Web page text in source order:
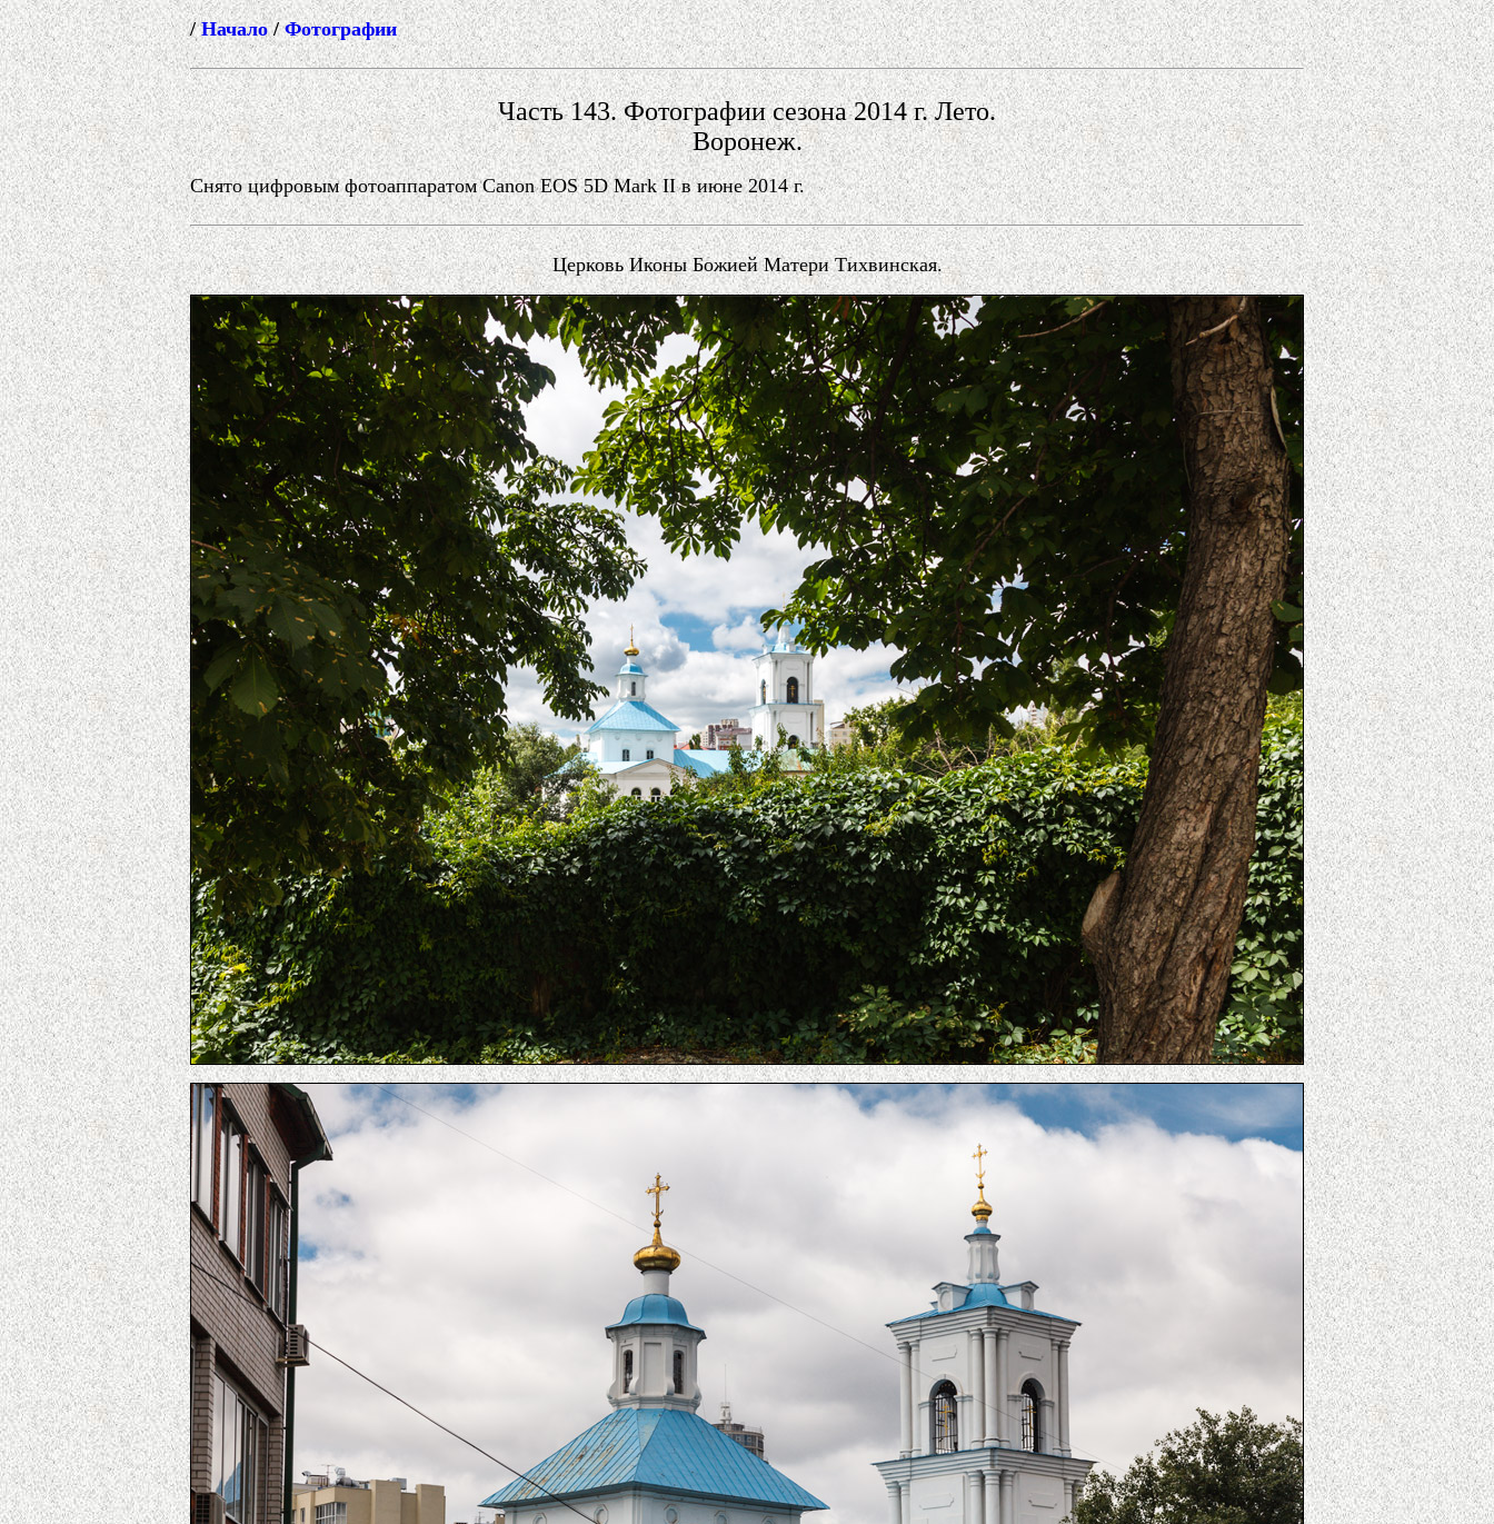
/Начало/Фотографии
Часть 143. Фотографии сезона 2014 г. Лето.
Воронеж.
Снято цифровым фотоаппаратом Canon EOS 5D Mark II в июне 2014 г.
Церковь Иконы Божией Матери Тихвинская.